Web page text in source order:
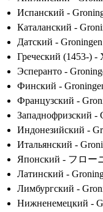
Испанский -
Каталанский -
Датский - Groningen
Греческий (1453-) -
Эсперанто -
Финский -
Французский -
Западнофризский -
Индонезийский -
Итальянский -
Японский - フロー
Латинский -
Лимбургский -
Нижненемецкий -